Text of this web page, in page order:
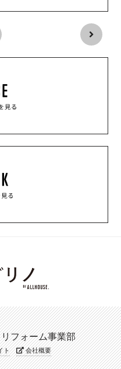
フォーム事業部
ト 会社概要